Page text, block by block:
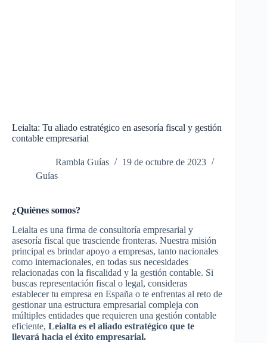
Leialta: Tu aliado estratégico en asesoría fiscal y gestión
contable empresarial
Rambla Guías
19 de octubre de 2023
Guías
¿Quiénes somos?
Leialta es una firma de consultoría empresarial y
asesoría fiscal que trasciende fronteras. Nuestra misión
principal es brindar apoyo a empresas, tanto nacionales
como internacionales, en todas sus necesidades
relacionadas con la fiscalidad y la gestión contable. Si
buscas representación fiscal o legal, consideras
establecer tu empresa en España o te enfrentas al reto de
gestionar una estructura empresarial compleja con
múltiples entidades que requieren una gestión contable
eficiente, Leialta es el aliado estratégico que te
llevará hacia el éxito empresarial.